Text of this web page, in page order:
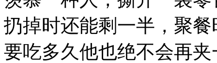
扔掉时还能剩一半，聚
要吃多久他也绝不会再